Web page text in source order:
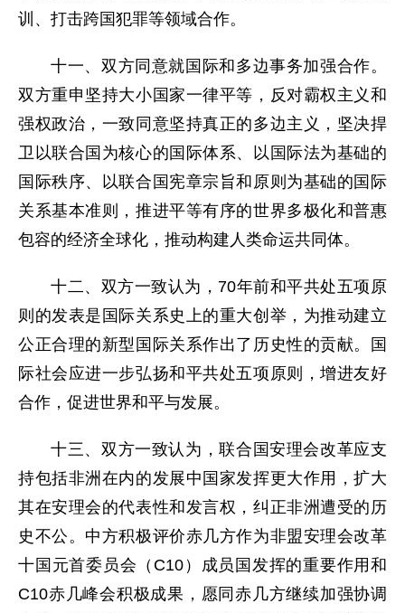
训、打击跨国犯罪等领域合作。
十一、双方同意就国际和多边事务加强合作。
双方重申坚持大小国家一律平等，反对霸权主义和
强权政治，一致同意坚持真正的多边主义，坚决捍
卫以联合国为核心的国际体系、以国际法为基础的
国际秩序、以联合国宪章宗旨和原则为基础的国际
关系基本准则，推进平等有序的世界多极化和普惠
包容的经济全球化，推动构建人类命运共同体。
十二、双方一致认为，70年前和平共处五项原
则的发表是国际关系史上的重大创举，为推动建立
公正合理的新型国际关系作出了历史性的贡献。国
际社会应进一步弘扬和平共处五项原则，增进友好
合作，促进世界和平与发展。
十三、双方一致认为，联合国安理会改革应支
持包括非洲在内的发展中国家发挥更大作用，扩大
其在安理会的代表性和发言权，纠正非洲遭受的历
史不公。中方积极评价赤几方作为非盟安理会改革
十国元首委员会（C10）成员国发挥的重要作用和
C10赤几峰会积极成果，愿同赤几方继续加强协调